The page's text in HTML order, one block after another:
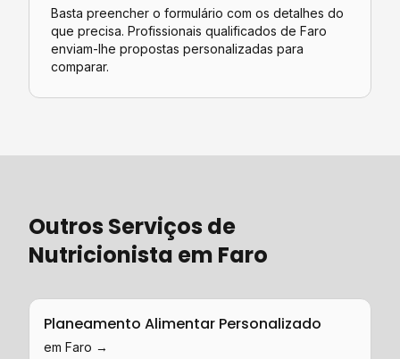
Basta preencher o formulário com os detalhes do
que precisa. Profissionais qualificados de Faro
enviam-lhe propostas personalizadas para
comparar.
Outros Serviços de
Nutricionista em Faro
Planeamento Alimentar Personalizado
em Faro →